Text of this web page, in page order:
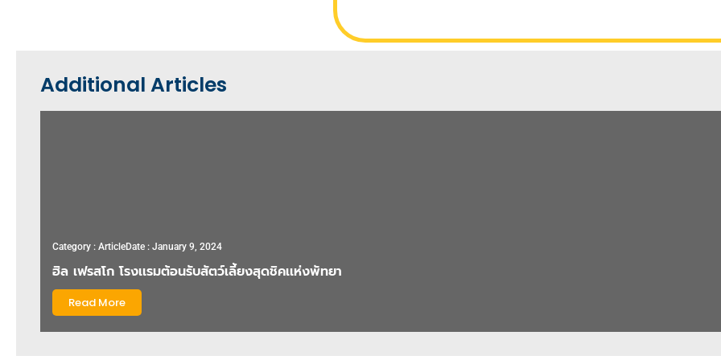
Additional Articles
Category : ArticleDate : January 9, 2024
ฮิล เฟรสโก โรงเเรมต้อนรับสัตว์เลี้ยงสุดชิคเเห่งพัทยา
Read More